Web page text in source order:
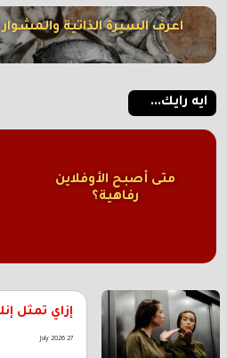
اعرف السيرة الذاتية والمشوار
ايه رايك...
متى أصبح الأوفلاين
رفاهية؟
إزاي تمثل
27 July 2026